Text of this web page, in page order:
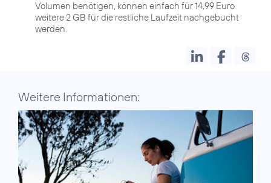
Volumen benötigen, können einfach für 14,99 Euro
weitere 2 GB für die restliche Laufzeit nachgebucht
werden.
Weitere Informationen: